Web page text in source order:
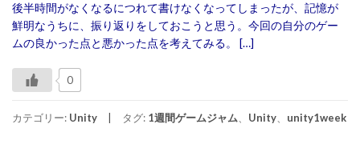
後半時間がなくなるにつれて書けなくなってしまったが、記憶が
鮮明なうちに、振り返りをしておこうと思う。今回の自分のゲー
ムの良かった点と悪かった点を考えてみる。 […]
0
カテゴリー: Unity タグ: 1週間ゲームジャム Unity unity1week